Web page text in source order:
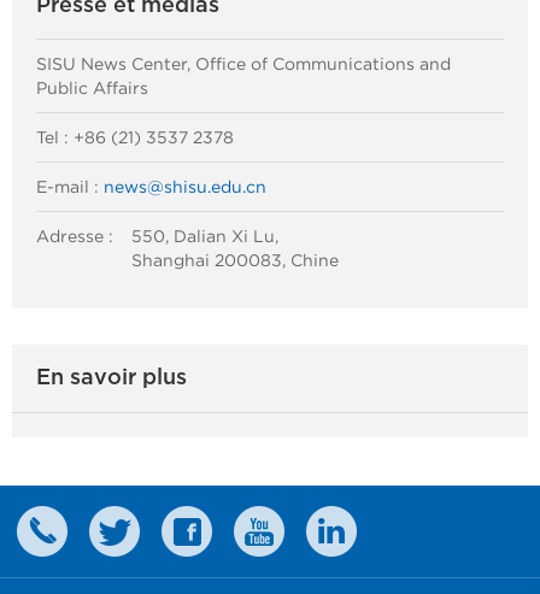
Presse et médias
SISU News Center, Office of Communications and
Public Affairs
Tel : +86 (21) 3537 2378
E-mail : news@shisu.edu.cn
Adresse :
550, Dalian Xi Lu,
Shanghai 200083, Chine
En savoir plus